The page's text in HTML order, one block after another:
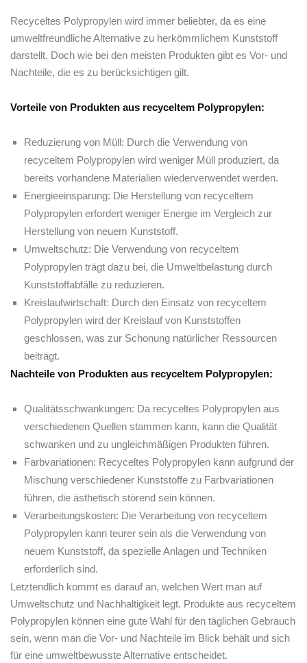
Recyceltes‍ Polypropylen wird immer beliebter, da es eine
umweltfreundliche Alternative zu herkömmlichem Kunststoff
darstellt. Doch wie bei den meisten Produkten gibt es Vor- und ​
Nachteile, die es zu berücksichtigen ‍gilt.
Vorteile von Produkten aus recyceltem Polypropylen:
Reduzierung von ⁢Müll: Durch⁣ die Verwendung von
recyceltem⁤ Polypropylen wird weniger Müll⁣ produziert, da
bereits vorhandene Materialien wiederverwendet werden.
Energieeinsparung: Die​ Herstellung von recyceltem
Polypropylen⁣ erfordert weniger Energie im ⁣Vergleich zur
Herstellung von neuem Kunststoff.
Umweltschutz: Die ⁤Verwendung von recyceltem
Polypropylen trägt dazu bei, die Umweltbelastung durch
Kunststoffabfälle zu reduzieren.
Kreislaufwirtschaft: Durch den Einsatz von recyceltem
‍Polypropylen wird der Kreislauf von Kunststoffen
geschlossen, was zur Schonung natürlicher Ressourcen
beiträgt.
Nachteile von Produkten aus recyceltem Polypropylen:
Qualitätsschwankungen: Da recyceltes Polypropylen ⁣aus
verschiedenen Quellen stammen kann, kann‍ die Qualität
schwanken und ⁤zu ungleichmäßigen Produkten ‌führen.
Farbvariationen: ‍Recyceltes Polypropylen ‌kann aufgrund der
Mischung verschiedener Kunststoffe zu Farbvariationen
⁢führen, ‍die ästhetisch störend sein können.
Verarbeitungskosten: ⁤Die Verarbeitung ​von recyceltem
Polypropylen kann teurer sein als die ⁤Verwendung von
neuem Kunststoff, da spezielle Anlagen und Techniken
erforderlich sind.
Letztendlich‍ kommt es darauf an, welchen ​Wert man auf
Umweltschutz und ⁤Nachhaltigkeit legt.‍ Produkte aus recyceltem
Polypropylen können ‌eine gute Wahl für den täglichen Gebrauch
‍sein, wenn man die Vor- und Nachteile im Blick ⁢behält und sich
für eine umweltbewusste Alternative entscheidet.